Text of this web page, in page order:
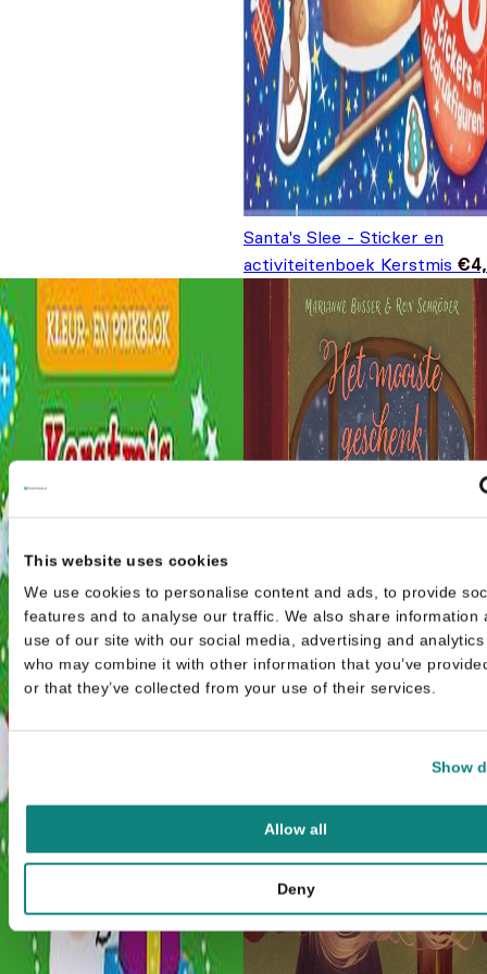
This website uses cookies
We use cookies to personalise content and ads, to provide
features and to analyse our traffic. We also share information
use of our site with our social media, advertising and
who may combine it with other information that you’ve
or that they’ve collected from your use of their services.
Show
Allow all
Deny
Santa's Slee - Sticker en
activiteitenboek Kerstmis €